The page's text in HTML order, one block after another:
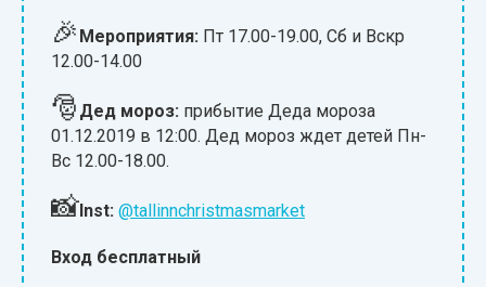
🎉 Мероприятия: Пт 17.00-19.00, Сб и Вскр
12.00-14.00
🎅 Дед мороз: прибытие Деда мороза
01.12.2019 в 12:00. Дед мороз ждет детей Пн-
Вс 12.00-18.00.
📸Inst: @tallinnchristmasmarket
Вход бесплатный